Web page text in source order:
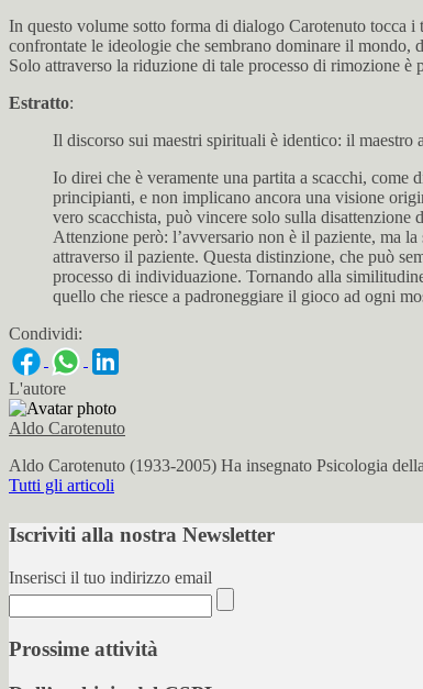
In questo volume sotto forma di dialogo Carotenuto tocca
confrontate le ideologie che sembrano dominare il mondo,
Solo attraverso la riduzione di tale processo di rimozione
Estratto:
Il discorso sui maestri spirituali è identico: il
Io direi che è veramente una partita a scacchi, come
principianti, e non implicano ancora una visione
vero scacchista, può vincere solo sulla
Attenzione però: l’avversario non è il paziente, ma
attraverso il paziente. Questa distinzione, che può
processo di individuazione. Tornando alla
quello che riesce a padroneggiare il gioco ad ogni
Condividi:
L'autore
Aldo Carotenuto
Aldo Carotenuto (1933-2005) Ha insegnato Psicologia
Tutti gli articoli
Iscriviti alla nostra Newsletter
Inserisci il tuo indirizzo email
Prossime attività